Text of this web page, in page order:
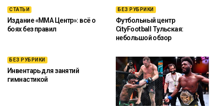
СТАТЬИ
Издание «ММА Центр»: всё о
боях без правил
БЕЗ РУБРИКИ
Футбольный центр
CityFootball Тульская:
небольшой обзор
БЕЗ РУБРИКИ
Инвентарь для занятий
гимнастикой